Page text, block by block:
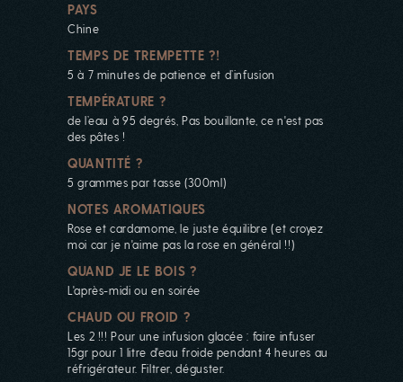
PAYS
Chine
TEMPS DE TREMPETTE ?!
5 à 7 minutes de patience et d’infusion
TEMPÉRATURE ?
de l’eau à 95 degrés, Pas bouillante, ce n'est pas
des pâtes !
QUANTITÉ ?
5 grammes par tasse (300ml)
NOTES AROMATIQUES
Rose et cardamome, le juste équilibre (et croyez
moi car je n'aime pas la rose en général !!)
QUAND JE LE BOIS ?
L'après-midi ou en soirée
CHAUD OU FROID ?
Les 2 !!! Pour une infusion glacée : faire infuser
15gr pour 1 litre d'eau froide pendant 4 heures au
réfrigérateur. Filtrer, déguster.